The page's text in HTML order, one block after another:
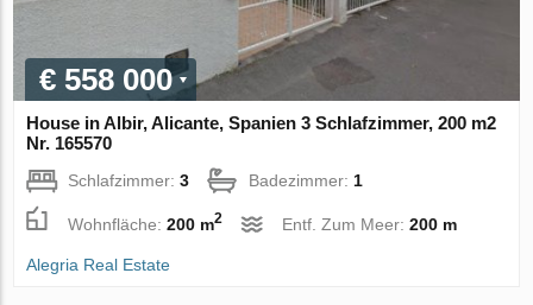
€ 558 000
House in Albir, Alicante, Spanien 3 Schlafzimmer, 200 m2
Nr. 165570
Schlafzimmer:3 Badezimmer: 1
Wohnfläche:200 m2 Entf. Zum Meer:200 m
Alegria Real Estate